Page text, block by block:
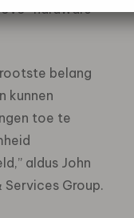
hardware
belang
kunnen
toe te
aldus John
Group.